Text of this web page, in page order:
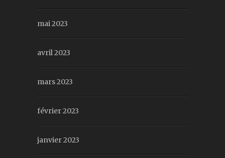
mai 2023
avril 2023
mars 2023
février 2023
janvier 2023